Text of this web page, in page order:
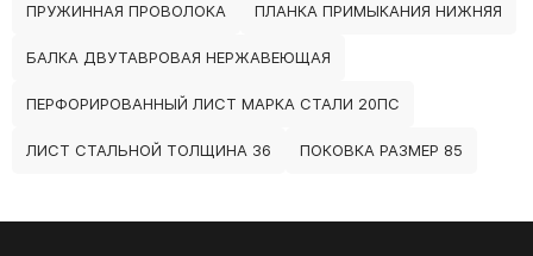
ПРУЖИННАЯ ПРОВОЛОКА ПЛАНКА ПРИМЫКАНИЯ НИЖНЯЯ
БАЛКА ДВУТАВРОВАЯ НЕРЖАВЕЮЩАЯ
ПЕРФОРИРОВАННЫЙ ЛИСТ МАРКА СТАЛИ 20ПС
ЛИСТ СТАЛЬНОЙ ТОЛЩИНА 36 ПОКОВКА РАЗМЕР 85